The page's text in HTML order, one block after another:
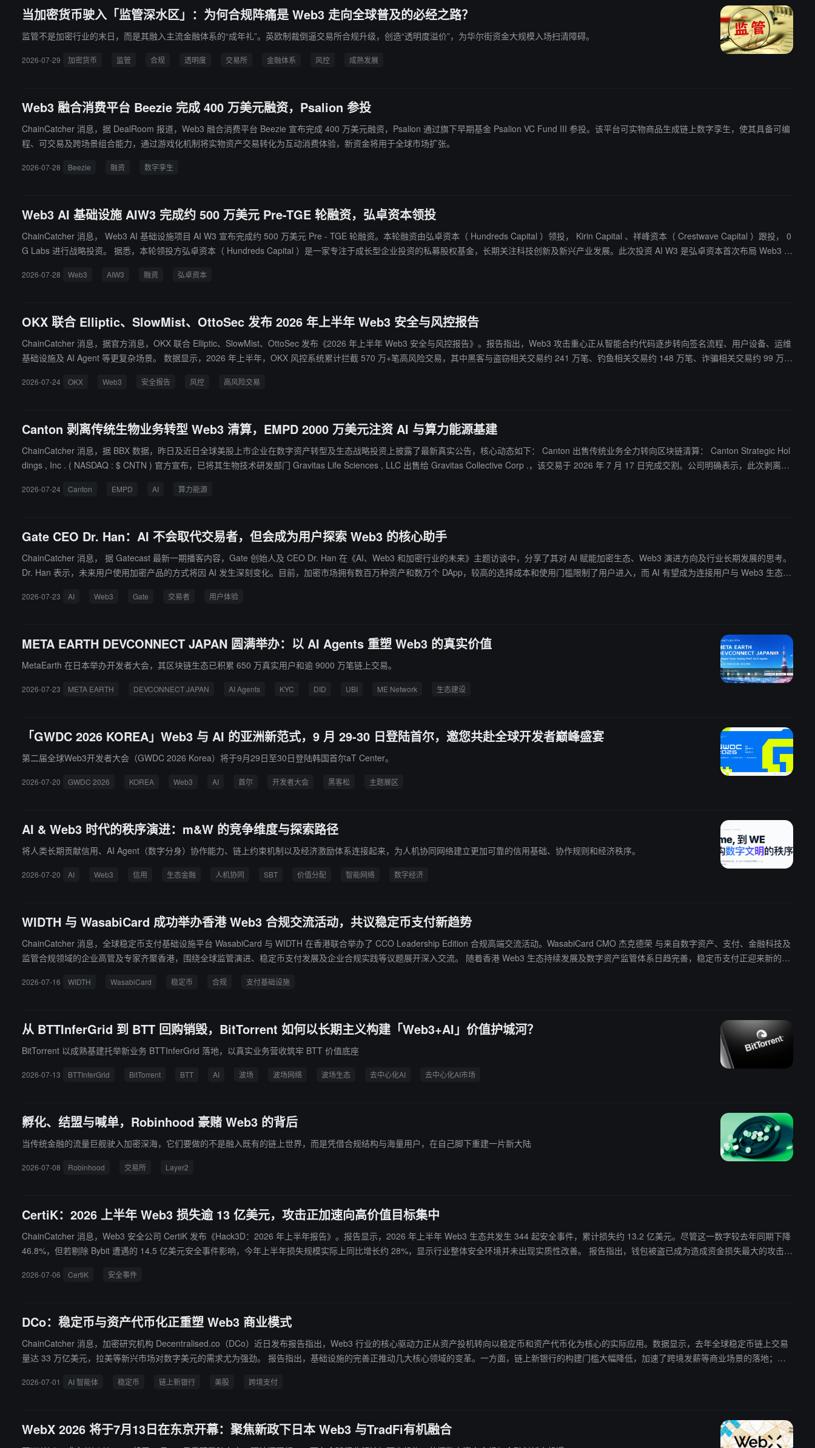
当加密货币驶入「监管深水区」：为何合规阵痛是 Web3 走向全球普及的必经之路？
监管不是加密行业的末日，而是其融入主流金融体系的“成年礼”。英欧制裁倒逼交易所合规升级，创造“透明度溢价”，为华尔街资金大规模入场扫清障碍。
2026-07-29 加密货币 监管 合规 透明度 交易所 金融体系 风控 成熟发展
Web3 融合消费平台 Beezie 完成 400 万美元融资，Psalion 参投
ChainCatcher 消息，据 DealRoom 报道，Web3 融合消费平台 Beezie 宣布完成 400 万美元融资，Psalion 通过旗下早期基金 Psalion VC Fund III 参投。该平台可实物商品生成链上数字孪生，使其具备可编
程、可交易及跨场景组合能力，通过游戏化机制将实物资产交易转化为互动消费体验，新资金将用于全球市场扩张。
2026-07-28 Beezie 融资 数字孪生
Web3 AI 基础设施 AIW3 完成约 500 万美元 Pre-TGE 轮融资，弘卓资本领投
ChainCatcher 消息， Web3 AI 基础设施项目 AI W3 宣布完成约 500 万美元 Pre - TGE 轮融资。本轮融资由弘卓资本（ Hundreds Capital ）领投， Kirin Capital 、祥峰资本（ Crestwave Capital ）跟投， 0
G Labs 进行战略投资。 据悉，本轮领投方弘卓资本（ Hundreds Capital ）是一家专注于成长型企业投资的私募股权基金，长期关注科技创新及新兴产业发展。此次投资 AI W3 是弘卓资本首次布局 Web3 领
域的生态价值， 0G Labs 致力于推动 AI 与区块链技术的融合发展，此次战略投资进一步强化双方在链上 AI Agent 、去中心化计算以及开放式智能经济方向的生态协同。近期， AI W3 也围绕生态建设推出了
2026-07-28 Web3 AIW3 融资 弘卓资本
OKX 联合 Elliptic、SlowMist、OttoSec 发布 2026 年上半年 Web3 安全与风控报告
ChainCatcher 消息，据官方消息，OKX 联合 Elliptic、SlowMist、OttoSec 发布《2026 年上半年 Web3 安全与风控报告》。报告指出，Web3 攻击重心正从智能合约代码逐步转向签名流程、用户设备、运维
基础设施及 AI Agent 等更复杂场景。 数据显示，2026 年上半年，OKX 风控系统累计拦截 570 万+笔高风险交易，其中黑客与盗窃相关交易约 241 万笔、钓鱼相关交易约 148 万笔、诈骗相关交易约 99 万
700 万+次风险网站访问，完成 20 万+次设备风险检测，识别 6 万+次高风险 App，并对 400 万+次高风险签名操作进行拦截或告警。报告还介绍了 Exchange OS、Outcomes、RWA 与 Agentic Wallet 等场
2026-07-24 OKX Web3 安全报告 风控 高风险交易
Canton 剥离传统生物业务转型 Web3 清算，EMPD 2000 万美元注资 AI 与算力能源基建
ChainCatcher 消息，据 BBX 数据，昨日及近日全球美股上市企业在数字资产转型及生态战略投资上披露了最新真实公告，核心动态如下： Canton 出售传统业务全力转向区块链清算： Canton Strategic Hol
dings , Inc . ( NASDAQ : $ CNTN ) 官方宣布，已将其生物技术研发部门 Gravitas Life Sciences , LLC 出售给 Gravitas Collective Corp .，该交易于 2026 年 7 月 17 日完成交割。公司明确表示，此次剥离是
币资金管理策略的美股上市公司 Empery Digital Inc . ( NASDAQ : $ EMPD ) 宣布，已于 2026 年 7 月 20 日完成对 Cardinal Data Power , Inc .（ CDP ）的 2,000 万美元 优先股投资（持股约 8%）。 CDP
2026-07-24 Canton EMPD AI 算力能源
Gate CEO Dr. Han：AI 不会取代交易者，但会成为用户探索 Web3 的核心助手
ChainCatcher 消息， 据 Gatecast 最新一期播客内容，Gate 创始人及 CEO Dr. Han 在《AI、Web3 和加密行业的未来》主题访谈中，分享了其对 AI 赋能加密生态、Web3 演进方向及行业长期发展的思考。
Dr. Han 表示，未来用户使用加密产品的方式将因 AI 发生深刻变化。目前，加密市场拥有数百万种资产和数万个 DApp，较高的选择成本和使用门槛限制了用户进入，而 AI 有望成为连接用户与 Web3 生态的
ate 正持续利用 AI 优化产品体验，通过智能工具降低用户学习成本，推动更多用户进入 Web3 世界。目前，Gate 围绕 Intelligent Web3 战略，构建覆盖 Gate AI、GateClaw、Gate for AI Agent 等在内的 AI
2026-07-23 AI Web3 Gate 交易者 用户体验
META EARTH DEVCONNECT JAPAN 圆满举办：以 AI Agents 重塑 Web3 的真实价值
MetaEarth 在日本举办开发者大会，其区块链生态已积累 650 万真实用户和逾 9000 万笔链上交易。
2026-07-23 META EARTH DEVCONNECT JAPAN AI Agents KYC DID UBI ME Network 生态建设
「GWDC 2026 KOREA」Web3 与 AI 的亚洲新范式，9 月 29-30 日登陆首尔，邀您共赴全球开发者巅峰盛宴
第二届全球Web3开发者大会（GWDC 2026 Korea）将于9月29日至30日登陆韩国首尔aT Center。
2026-07-20 GWDC 2026 KOREA Web3 AI 首尔 开发者大会 黑客松 主题展区
AI & Web3 时代的秩序演进：m&W 的竞争维度与探索路径
将人类长期贡献信用、AI Agent（数字分身）协作能力、链上约束机制以及经济激励体系连接起来，为人机协同网络建立更加可靠的信用基础、协作规则和经济秩序。
2026-07-20 AI Web3 信用 生态金融 人机协同 SBT 价值分配 智能网络 数字经济
WIDTH 与 WasabiCard 成功举办香港 Web3 合规交流活动，共议稳定币支付新趋势
ChainCatcher 消息，全球稳定币支付基础设施平台 WasabiCard 与 WIDTH 在香港联合举办了 CCO Leadership Edition 合规高端交流活动。WasabiCard CMO 杰克德荣 与来自数字资产、支付、金融科技及
监管合规领域的企业高管及专家齐聚香港，围绕全球监管演进、稳定币支付发展及企业合规实践等议题展开深入交流。 随着香港 Web3 生态持续发展及数字资产监管体系日趋完善，稳定币支付正迎来新的发
地。 WasabiCard 认为，未来稳定币支付的竞争，关键在于企业是否具备覆盖全球合规、风险管理及跨境支付网络的基础设施能力，而不仅仅是支付效率。 未来，WasabiCard 将继续以最高标准的合规体系
2026-07-16 WIDTH WasabiCard 稳定币 合规 支付基础设施
从 BTTInferGrid 到 BTT 回购销毁，BitTorrent 如何以长期主义构建「Web3+AI」价值护城河？
BitTorrent 以成熟基建托举新业务 BTTInferGrid 落地，以真实业务营收筑牢 BTT 价值底座
2026-07-13 BTTInferGrid BitTorrent BTT AI 波场 波场网络 波场生态 去中心化AI 去中心化AI市场
孵化、结盟与喊单，Robinhood 豪赌 Web3 的背后
当传统金融的流量巨舰驶入加密深海，它们要做的不是融入既有的链上世界，而是凭借合规结构与海量用户，在自己脚下重建一片新大陆
2026-07-08 Robinhood 交易所 Layer2
CertiK：2026 上半年 Web3 损失逾 13 亿美元，攻击正加速向高价值目标集中
ChainCatcher 消息，Web3 安全公司 CertiK 发布《Hack3D：2026 年上半年报告》。报告显示，2026 年上半年 Web3 生态共发生 344 起安全事件，累计损失约 13.2 亿美元。尽管这一数字较去年同期下降
46.8%，但若剔除 Bybit 遭遇的 14.5 亿美元安全事件影响，今年上半年损失规模实际上同比增长约 28%，显示行业整体安全环境并未出现实质性改善。 报告指出，钱包被盗已成为造成资金损失最大的攻击类
外，代码漏洞仍是发生频率最高的攻击类型，相关事件达 204 起。CertiK 认为，攻击者正越来越多地瞄准长期运行且缺乏重新审计的老旧智能合约。 报告还显示，超大规模攻击事件持续主导行业损失，Kelp
2026-07-06 CertiK 安全事件
DCo：稳定币与资产代币化正重塑 Web3 商业模式
ChainCatcher 消息，加密研究机构 Decentralised.co（DCo）近日发布报告指出，Web3 行业的核心驱动力正从资产投机转向以稳定币和资产代币化为核心的实际应用。数据显示，去年全球稳定币链上交易
量达 33 万亿美元，拉美等新兴市场对数字美元的需求尤为强劲。 报告指出，基础设施的完善正推动几大核心领域的变革。一方面，链上新银行的构建门槛大幅降低，加速了跨境发薪等商业场景的落地；另
催生出针对智能体支付与风险评估的新型服务需求。
2026-07-01 AI 智能体 稳定币 链上新银行 美股 跨境支付
WebX 2026 将于7月13日在东京开幕：聚焦新政下日本 Web3 与TradFi有机融合